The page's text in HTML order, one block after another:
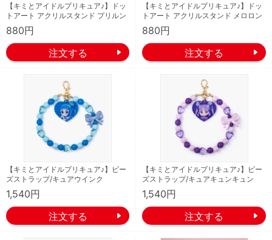
【キミとアイドルプリキュア♪】ドッ
トアート アクリルスタンド プリルン
880円
【キミとアイドルプリキュア♪】ドッ
トアート アクリルスタンド メロロン
880円
【キミとアイドルプリキュア♪】ビー
ズストラップ/キュアウインク
1,540円
【キミとアイドルプリキュア♪】ビー
ズストラップ/キュアキュンキュン
1,540円